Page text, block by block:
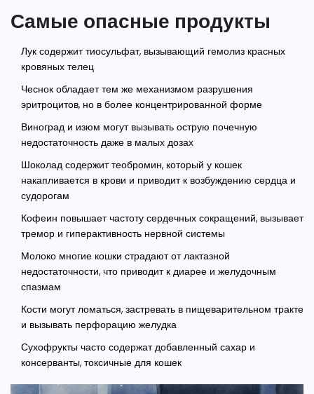
Самые опасные продукты
Лук содержит тиосульфат, вызывающий гемолиз красных
кровяных телец
Чеснок обладает тем же механизмом разрушения
эритроцитов, но в более концентрированной форме
Виноград и изюм могут вызывать острую почечную
недостаточность даже в малых дозах
Шоколад содержит теобромин, который у кошек
накапливается в крови и приводит к возбуждению сердца и
судорогам
Кофеин повышает частоту сердечных сокращений, вызывает
тремор и гиперактивность нервной системы
Молоко многие кошки страдают от лактазной
недостаточности, что приводит к диарее и желудочным
спазмам
Кости могут ломаться, застревать в пищеварительном тракте
и вызывать перфорацию желудка
Сухофрукты часто содержат добавленный сахар и
консерванты, токсичные для кошек